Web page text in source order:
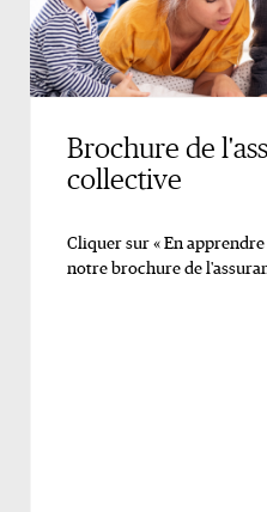
Brochure de
collective
Cliquer sur « En
notre brochure de